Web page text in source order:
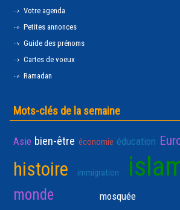
Votre agenda
Petites annonces
Guide des prénoms
Cartes de voeux
Ramadan
Mots-clés de la semaine
Asie bien-être économie éducation
histoire immigration
monde mosquée